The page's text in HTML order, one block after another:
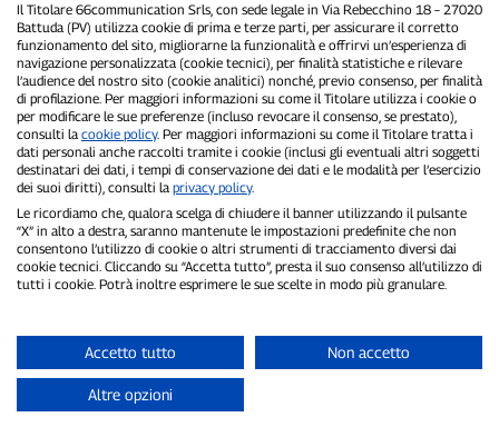
P300.it è una Testata Giornalistica indipendente
Registrazione numero 1/2021 del 1/2/2021 - Tribunale di Pavia
Proprietario ed editore:66communication Srls- P.IVA
02798890188
Direttore Responsabile:Alessandro Secchi- Vicedirettore:Federico
Benedusi
Privacy Policy-Cookie Policy
"Se è successo davvero, lo trovi su P300.it"
Copyright © P300.it 2012-2026
Il Titolare 66communication Srls, con sede legale in Via Rebecchino 18 – 27020
Battuda (PV) utilizza cookie di prima e terze parti, per assicurare il corretto
funzionamento del sito, migliorarne la funzionalità e offrirvi un’esperienza di
navigazione personalizzata (cookie tecnici), per finalità statistiche e rilevare
l’audience del nostro sito (cookie analitici) nonché, previo consenso, per finalità
di profilazione. Per maggiori informazioni su come il Titolare utilizza i cookie o
per modificare le sue preferenze (incluso revocare il consenso, se prestato),
consulti la cookie policy. Per maggiori informazioni su come il Titolare tratta i
dati personali anche raccolti tramite i cookie (inclusi gli eventuali altri soggetti
destinatari dei dati, i tempi di conservazione dei dati e le modalità per l’esercizio
dei suoi diritti), consulti la privacy policy.
Le ricordiamo che, qualora scelga di chiudere il banner utilizzando il pulsante
“X” in alto a destra, saranno mantenute le impostazioni predefinite che non
consentono l’utilizzo di cookie o altri strumenti di tracciamento diversi dai
cookie tecnici. Cliccando su “Accetta tutto”, presta il suo consenso all’utilizzo di
tutti i cookie. Potrà inoltre esprimere le sue scelte in modo più granulare.
Accetto tutto Non accetto
Altre opzioni